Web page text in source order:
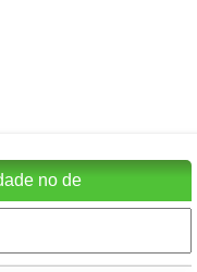
no de